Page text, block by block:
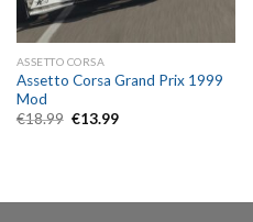
ASSETTO CORSA
Assetto Corsa Grand Prix 1999
Mod
€18.99 Original
€13.99Current